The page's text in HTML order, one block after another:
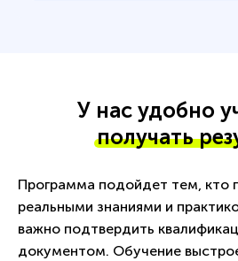
У нас удобно
получать
Программа подойдет тем, кто
реальными знаниями и
важно подтвердить
документом. Обучение